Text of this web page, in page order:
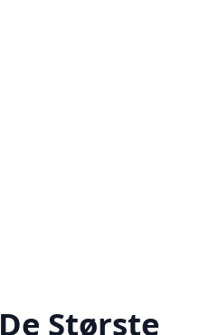
Største